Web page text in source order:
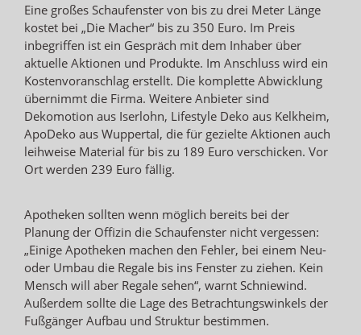
Eine großes Schaufenster von bis zu drei Meter Länge
kostet bei „Die Macher“ bis zu 350 Euro. Im Preis
inbegriffen ist ein Gespräch mit dem Inhaber über
aktuelle Aktionen und Produkte. Im Anschluss wird ein
Kostenvoranschlag erstellt. Die komplette Abwicklung
übernimmt die Firma. Weitere Anbieter sind
Dekomotion aus Iserlohn, Lifestyle Deko aus Kelkheim,
ApoDeko aus Wuppertal, die für gezielte Aktionen auch
leihweise Material für bis zu 189 Euro verschicken. Vor
Ort werden 239 Euro fällig.
Apotheken sollten wenn möglich bereits bei der
Planung der Offizin die Schaufenster nicht vergessen:
„Einige Apotheken machen den Fehler, bei einem Neu-
oder Umbau die Regale bis ins Fenster zu ziehen. Kein
Mensch will aber Regale sehen“, warnt Schniewind.
Außerdem sollte die Lage des Betrachtungswinkels der
Fußgänger Aufbau und Struktur bestimmen.